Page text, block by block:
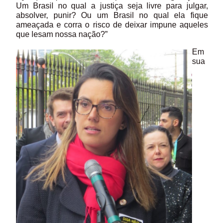
Um Brasil no qual a justiça seja livre para julgar,
absolver, punir? Ou um Brasil no qual ela fique
ameaçada e corra o risco de deixar impune aqueles
que lesam nossa nação?”
Em
sua